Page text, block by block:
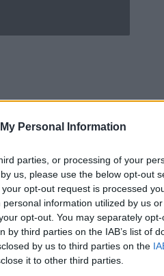
Personal Information
parties, or processing of your
us, please use the below opt-out
opt-out request is processed
information utilized by us
opt-out. You may separately
third parties on the IAB’s list of
by us to third parties on the
it to other third parties.
BYAdhubMedia